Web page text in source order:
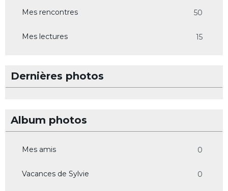
Mes rencontres 50
Mes lectures 15
Dernières photos
Album photos
Mes amis 0
Vacances de Sylvie 0